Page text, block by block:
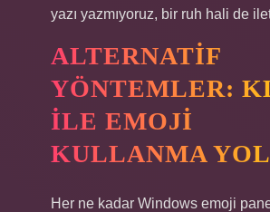
yazı yazmıyoruz, bir ruh hali de
ALTERNATIF
YÖNTEMLER:
ILE EMOJI
KULLANMA
Her ne kadar Windows emoji